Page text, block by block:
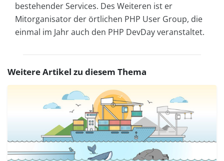
bestehender Services. Des Weiteren ist er
Mitorganisator der örtlichen PHP User Group, die
einmal im Jahr auch den PHP DevDay veranstaltet.
Weitere Artikel zu diesem Thema